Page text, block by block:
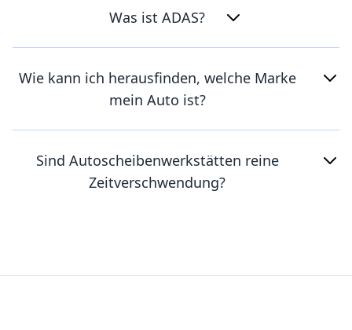
Was ist ADAS?
Wie kann ich herausfinden, welche Marke
mein Auto ist?
Sind Autoscheibenwerkstätten reine
Zeitverschwendung?